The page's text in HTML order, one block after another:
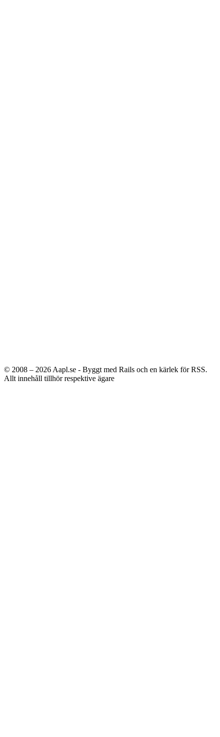
© 2008 – 2026 Aapl.se - Byggt med Rails och en kärlek för RSS.
Allt innehåll tillhör respektive ägare